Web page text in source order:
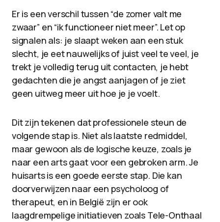
Er is een verschil tussen “de zomer valt me
zwaar” en “ik functioneer niet meer”. Let op
signalen als: je slaapt weken aan een stuk
slecht, je eet nauwelijks of juist veel te veel, je
trekt je volledig terug uit contacten, je hebt
gedachten die je angst aanjagen of je ziet
geen uitweg meer uit hoe je je voelt.
Dit zijn tekenen dat professionele steun de
volgende stap is. Niet als laatste redmiddel,
maar gewoon als de logische keuze, zoals je
naar een arts gaat voor een gebroken arm. Je
huisarts is een goede eerste stap. Die kan
doorverwijzen naar een psycholoog of
therapeut, en in België zijn er ook
laagdrempelige initiatieven zoals Tele-Onthaal